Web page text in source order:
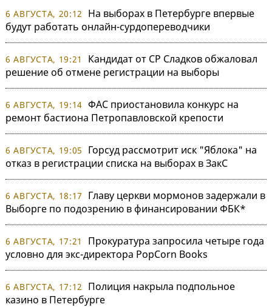
6 АВГУСТА, 20:12
На выборах в Петербурге впервые
будут работать онлайн-сурдопереводчики
6 АВГУСТА, 19:21
Кандидат от СР Сладков обжаловал
решение об отмене регистрации на выборы
6 АВГУСТА, 19:14 ФАС приостановила конкурс на
ремонт бастиона Петропавловской крепости
6 АВГУСТА, 19:05
Горсуд рассмотрит иск "Яблока" на
отказ в регистрации списка на выборах в ЗакС
6 АВГУСТА, 18:17
Главу церкви мормонов задержали в
Выборге по подозрению в финансировании ФБК*
6 АВГУСТА, 17:21
Прокуратура запросила четыре года
условно для экс-директора PopCorn Books
6 АВГУСТА, 17:12
Полиция накрыла подпольное
казино в Петербурге